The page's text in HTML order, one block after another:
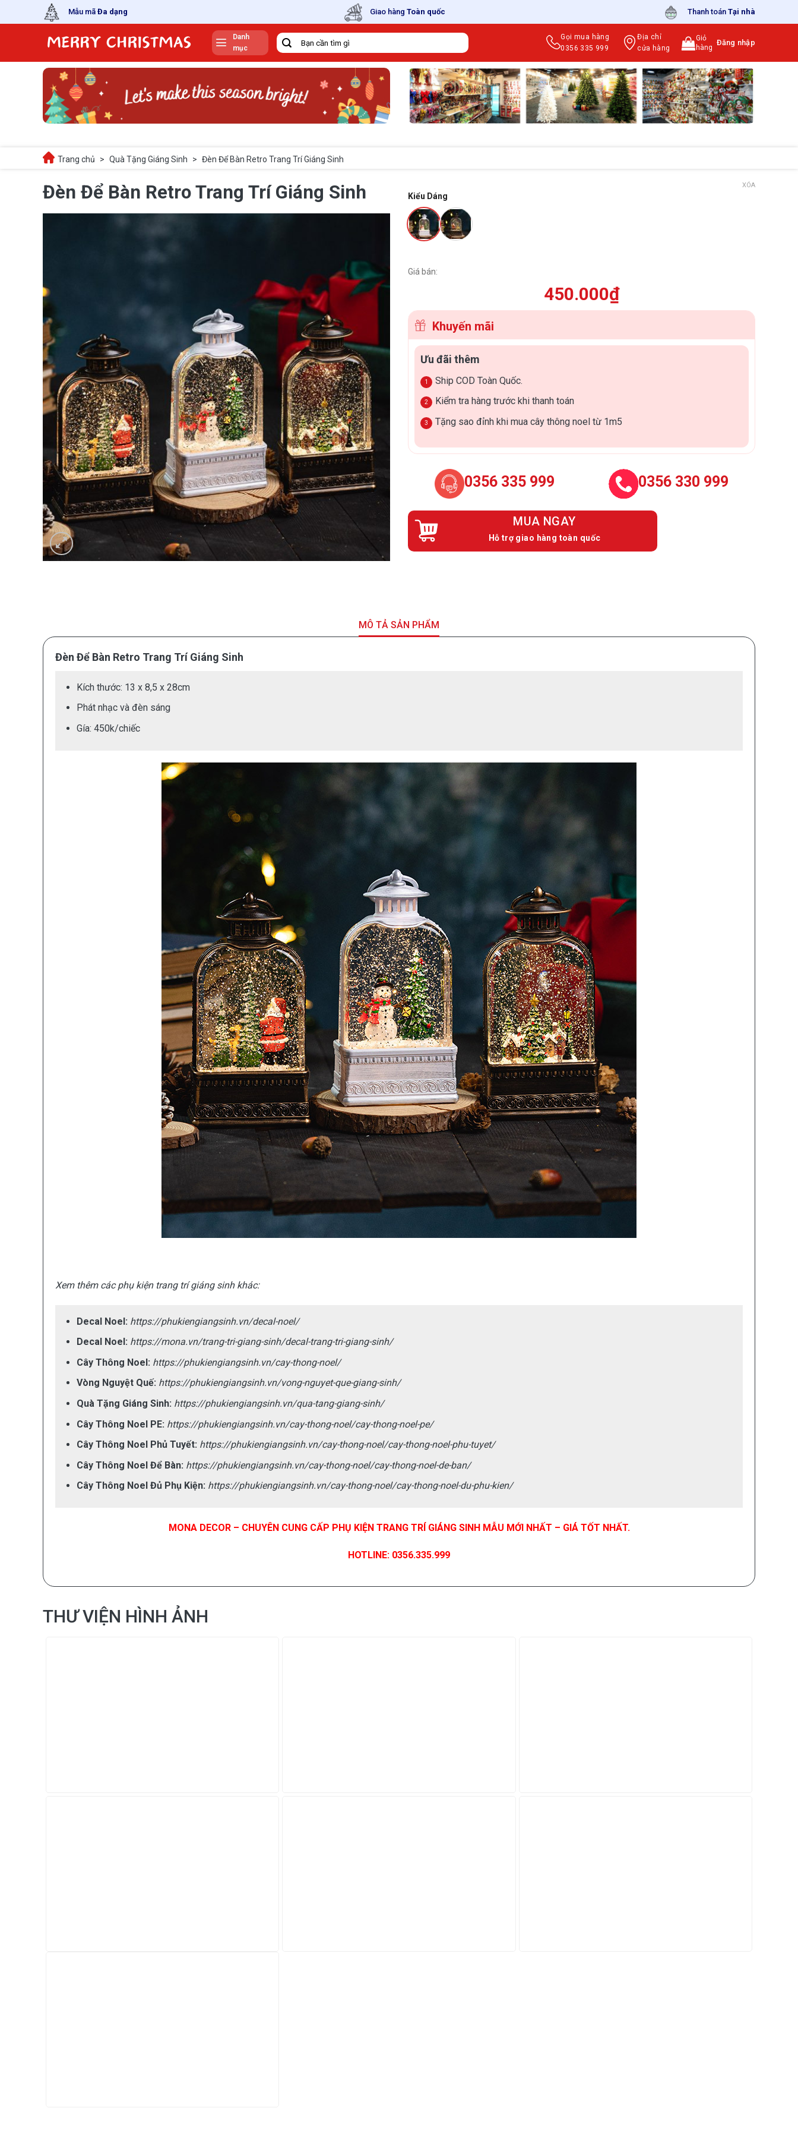
to
Mẫu mã Đa dạng Giao hàng Toàn quốc Thanh toán Tại nhà
Danh
mục
Tìm
kiếm:
Gọi mua hàng
0356 335 999
Địa chỉ
cửa hàng
Giỏ
hàng
Đăng nhập
Trang chủ > Quà Tặng Giáng Sinh > Đèn Để Bàn Retro Trang Trí Giáng Sinh
Đèn Để Bàn Retro Trang Trí Giáng Sinh Kiểu Dáng
XÓA
Giá bán:
450.000₫
Khuyến mãi
Ưu đãi thêm
Ship COD Toàn Quốc.
Kiểm tra hàng trước khi thanh toán
Tặng sao đỉnh khi mua cây thông noel từ 1m5
0356 335 999 0356 330 999
MUA NGAY
Hỗ trợ giao hàng toàn quốc
MÔ TẢ SẢN PHẨM
Đèn Để Bàn Retro Trang Trí Giáng Sinh
Kích thước: 13 x 8,5 x 28cm
Phát nhạc và đèn sáng
Gía: 450k/chiếc
Xem thêm các phụ kiện trang trí giáng sinh khác:
Decal Noel: https://phukiengiangsinh.vn/decal-noel/
Decal Noel: https://mona.vn/trang-tri-giang-sinh/decal-trang-tri-giang-sinh/
Cây Thông Noel: https://phukiengiangsinh.vn/cay-thong-noel/
Vòng Nguyệt Quế: https://phukiengiangsinh.vn/vong-nguyet-que-giang-sinh/
Quà Tặng Giáng Sinh: https://phukiengiangsinh.vn/qua-tang-giang-sinh/
Cây Thông Noel PE: https://phukiengiangsinh.vn/cay-thong-noel/cay-thong-noel-pe/
Cây Thông Noel Phủ Tuyết: https://phukiengiangsinh.vn/cay-thong-noel/cay-thong-noel-phu-tuyet/
Cây Thông Noel Để Bàn: https://phukiengiangsinh.vn/cay-thong-noel/cay-thong-noel-de-ban/
Cây Thông Noel Đủ Phụ Kiện: https://phukiengiangsinh.vn/cay-thong-noel/cay-thong-noel-du-phu-kien/
MONA DECOR – CHUYÊN CUNG CẤP PHỤ KIỆN TRANG TRÍ GIÁNG SINH MẪU MỚI NHẤT – GIÁ TỐT NHẤT.
HOTLINE: 0356.335.999
THƯ VIỆN HÌNH ẢNH